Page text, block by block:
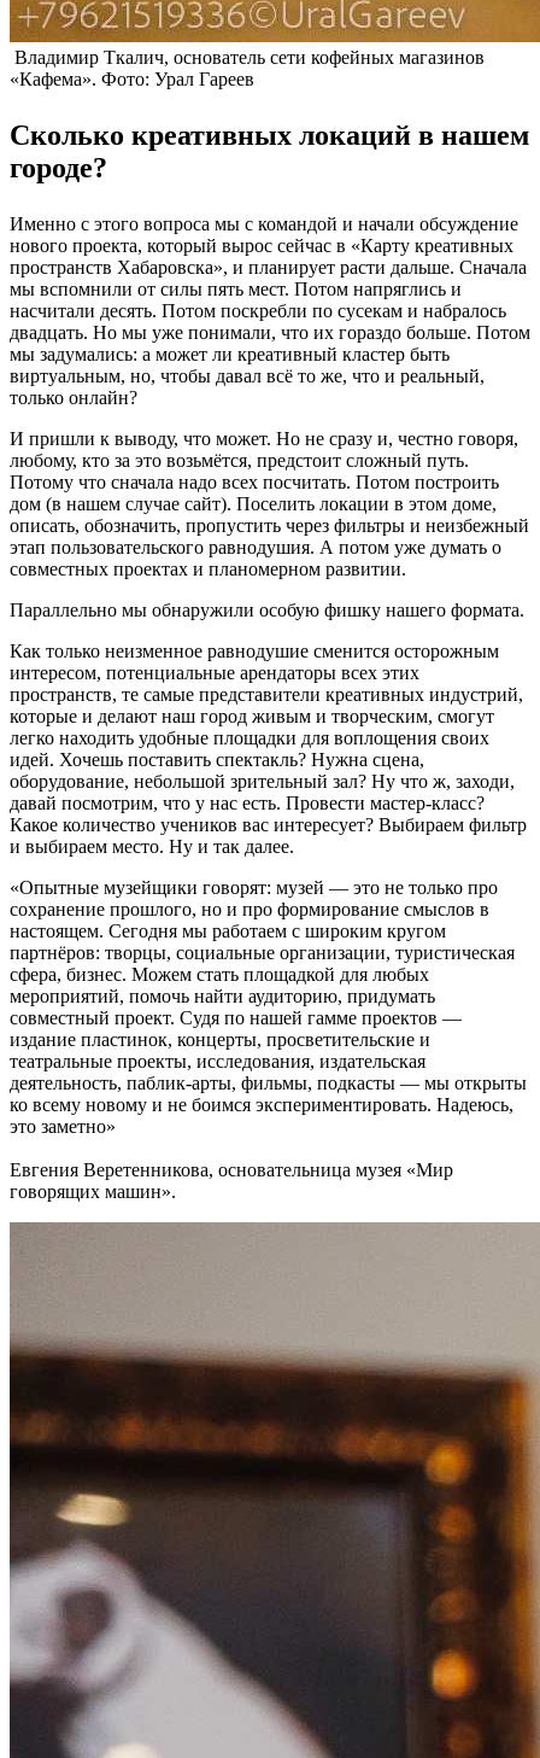
Владимир Ткалич, основатель сети кофейных магазинов
«Кафема». Фото: Урал Гареев
Сколько креативных локаций в нашем
городе?
Именно с этого вопроса мы с командой и начали обсуждение
нового проекта, который вырос сейчас в «Карту креативных
пространств Хабаровска», и планирует расти дальше. Сначала
мы вспомнили от силы пять мест. Потом напряглись и
насчитали десять. Потом поскребли по сусекам и набралось
двадцать. Но мы уже понимали, что их гораздо больше. Потом
мы задумались: а может ли креативный кластер быть
виртуальным, но, чтобы давал всё то же, что и реальный,
только онлайн?
И пришли к выводу, что может. Но не сразу и, честно говоря,
любому, кто за это возьмётся, предстоит сложный путь.
Потому что сначала надо всех посчитать. Потом построить
дом (в нашем случае сайт). Поселить локации в этом доме,
описать, обозначить, пропустить через фильтры и неизбежный
этап пользовательского равнодушия. А потом уже думать о
совместных проектах и планомерном развитии.
Параллельно мы обнаружили особую фишку нашего формата.
Как только неизменное равнодушие сменится осторожным
интересом, потенциальные арендаторы всех этих
пространств, те самые представители креативных индустрий,
которые и делают наш город живым и творческим, смогут
легко находить удобные площадки для воплощения своих
идей. Хочешь поставить спектакль? Нужна сцена,
оборудование, небольшой зрительный зал? Ну что ж, заходи,
давай посмотрим, что у нас есть. Провести мастер-класс?
Какое количество учеников вас интересует? Выбираем фильтр
и выбираем место. Ну и так далее.
«Опытные музейщики говорят: музей — это не только про
сохранение прошлого, но и про формирование смыслов в
настоящем. Сегодня мы работаем с широким кругом
партнёров: творцы, социальные организации, туристическая
сфера, бизнес. Можем стать площадкой для любых
мероприятий, помочь найти аудиторию, придумать
совместный проект. Судя по нашей гамме проектов —
издание пластинок, концерты, просветительские и
театральные проекты, исследования, издательская
деятельность, паблик-арты, фильмы, подкасты — мы открыты
ко всему новому и не боимся экспериментировать. Надеюсь,
это заметно»
Евгения Веретенникова, основательница музея «Мир
говорящих машин».